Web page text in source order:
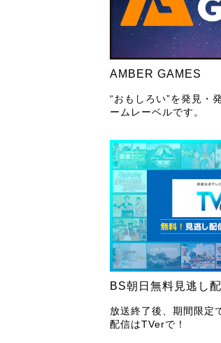
AMBER GAMES
“おもしろい”を発見・
ームレーベルです。
BS朝日無料見逃し
放送終了後、期間限定
配信はTVerで！